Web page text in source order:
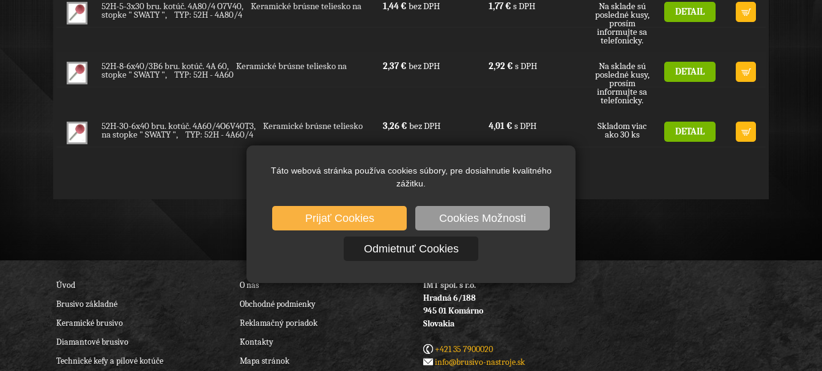
Táto webová stránka používa cookies súbory, pre dosiahnutie kvalitného
zážitku.
Prijať Cookies Cookies Možnosti
Odmietnuť Cookies
52H-5-3x30 bru. kotúč. 4A80/4 O7V40, Keramické brúsne teliesko na
stopke " SWATY ", TYP: 52H - 4A80/4
1,44 € bez DPH 1,77 € s DPH Na sklade sú
posledné kusy,
prosím
informujte sa
telefonicky.
DETAIL
52H-8-6x40/3B6 bru. kotúč. 4A 60, Keramické brúsne teliesko na
stopke " SWATY ", TYP: 52H - 4A60
2,37 € bez DPH 2,92 € s DPH Na sklade sú
posledné kusy,
prosím
informujte sa
telefonicky.
DETAIL
52H-30-6x40 bru. kotúč. 4A60/4O6V40T3, Keramické brúsne teliesko
na stopke " SWATY ", TYP: 52H - 4A60/4
3,26 € bez DPH 4,01 € s DPH Skladom viac
ako 30 ks DETAIL
Úvod
Brusivo základné
Keramické brusivo
Diamantové brusivo
Technické kefy a pílové kotúče
O nás
Obchodné podmienky
Reklamačný poriadok
Kontakty
Mapa stránok
IMT spol. s r.o.
Hradná 6/188
945 01 Komárno
Slovakia
+421 35 7900020
info@brusivo-nastroje.sk